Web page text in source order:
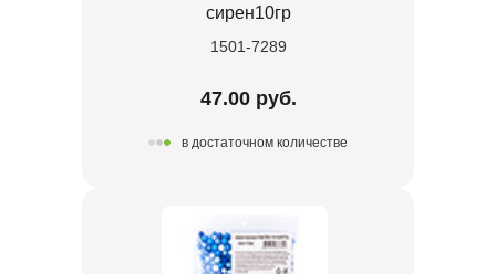
сирен10гр
1501-7289
47.00 руб.
в достаточном количестве